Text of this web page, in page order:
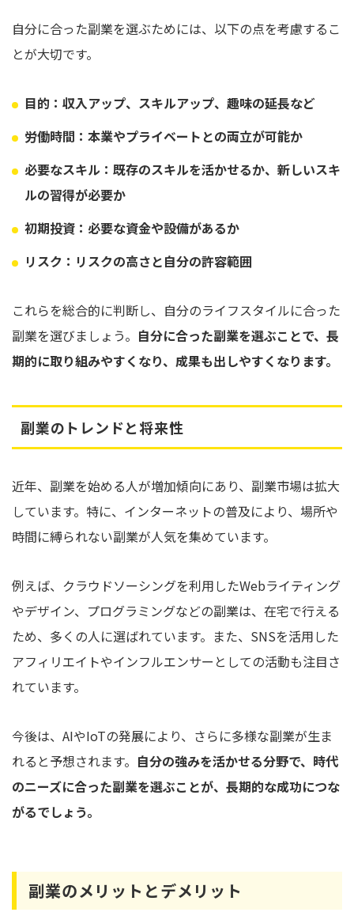
自分に合った副業を選ぶためには、以下の点を考慮するこ
とが大切です。
目的：収入アップ、スキルアップ、趣味の延長など
労働時間：本業やプライベートとの両立が可能か
必要なスキル：既存のスキルを活かせるか、新しいスキ
ルの習得が必要か
初期投資：必要な資金や設備があるか
リスク：リスクの高さと自分の許容範囲
これらを総合的に判断し、自分のライフスタイルに合った
副業を選びましょう。 自分に合った副業を選ぶことで、長
期的に取り組みやすくなり、成果も出しやすくなります。
副業のトレンドと将来性
近年、副業を始める人が増加傾向にあり、副業市場は拡大
しています。特に、インターネットの普及により、場所や
時間に縛られない副業が人気を集めています。
例えば、クラウドソーシングを利用したWebライティング
やデザイン、プログラミングなどの副業は、在宅で行える
ため、多くの人に選ばれています。また、SNSを活用した
アフィリエイトやインフルエンサーとしての活動も注目さ
れています。
今後は、AIやIoTの発展により、さらに多様な副業が生ま
れると予想されます。 自分の強みを活かせる分野で、時代
のニーズに合った副業を選ぶことが、長期的な成功につな
がるでしょう。
副業のメリットとデメリット